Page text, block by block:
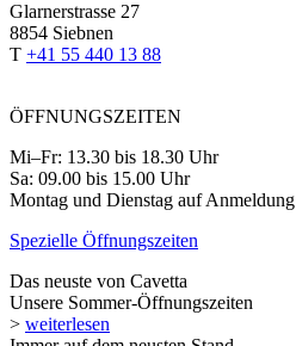
Glarnerstrasse 27
8854 Siebnen
T +41 55 440 13 88
ÖFFNUNGSZEITEN
Mi–Fr: 13.30 bis 18.30 Uhr
Sa: 09.00 bis 15.00 Uhr
Montag und Dienstag auf Anmeldung
Spezielle Öffnungszeiten
Das neuste von Cavetta
Unsere Sommer-Öffnungszeiten
> weiterlesen